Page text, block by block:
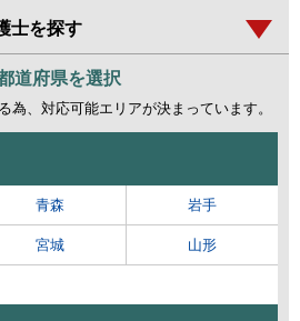
士を探す
道府県を選択
為、対応可能エリアが決まっています。
青森 岩手
宮城 山形